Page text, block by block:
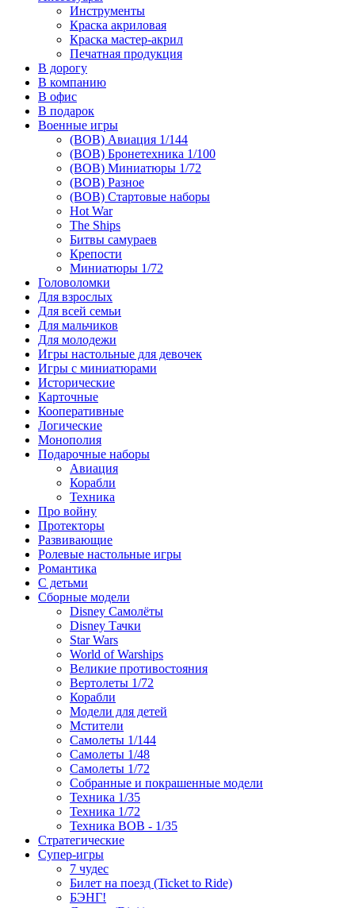
Инструменты
Краска акриловая
Краска мастер-акрил
Печатная продукция
В дорогу
В компанию
В офис
В подарок
Военные игры
(ВОВ) Авиация 1/144
(ВОВ) Бронетехника 1/100
(ВОВ) Миниатюры 1/72
(ВОВ) Разное
(ВОВ) Стартовые наборы
Hot War
The Ships
Битвы самураев
Крепости
Миниатюры 1/72
Головоломки
Для взрослых
Для всей семьи
Для мальчиков
Для молодежи
Игры настольные для девочек
Игры с миниатюрами
Исторические
Карточные
Кооперативные
Логические
Монополия
Подарочные наборы
Авиация
Корабли
Техника
Про войну
Протекторы
Развивающие
Ролевые настольные игры
Романтика
С детьми
Сборные модели
Disney Самолёты
Disney Тачки
Star Wars
World of Warships
Великие противостояния
Вертолеты 1/72
Корабли
Модели для детей
Мстители
Самолеты 1/144
Самолеты 1/48
Самолеты 1/72
Собранные и покрашенные модели
Техника 1/35
Техника 1/72
Техника ВОВ - 1/35
Стратегические
Супер-игры
7 чудес
Билет на поезд (Ticket to Ride)
БЭНГ!